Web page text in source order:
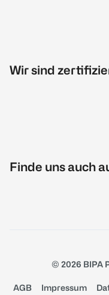
Wir sind
Finde uns auch
© 2026 BIPA
AGB Impressum